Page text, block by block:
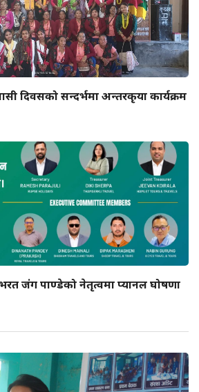
दिवसको सन्दर्भमा अन्तरकृया कार्यक्रम
भरत जंग पाण्डेको नेतृत्वमा प्यानल घोषणा